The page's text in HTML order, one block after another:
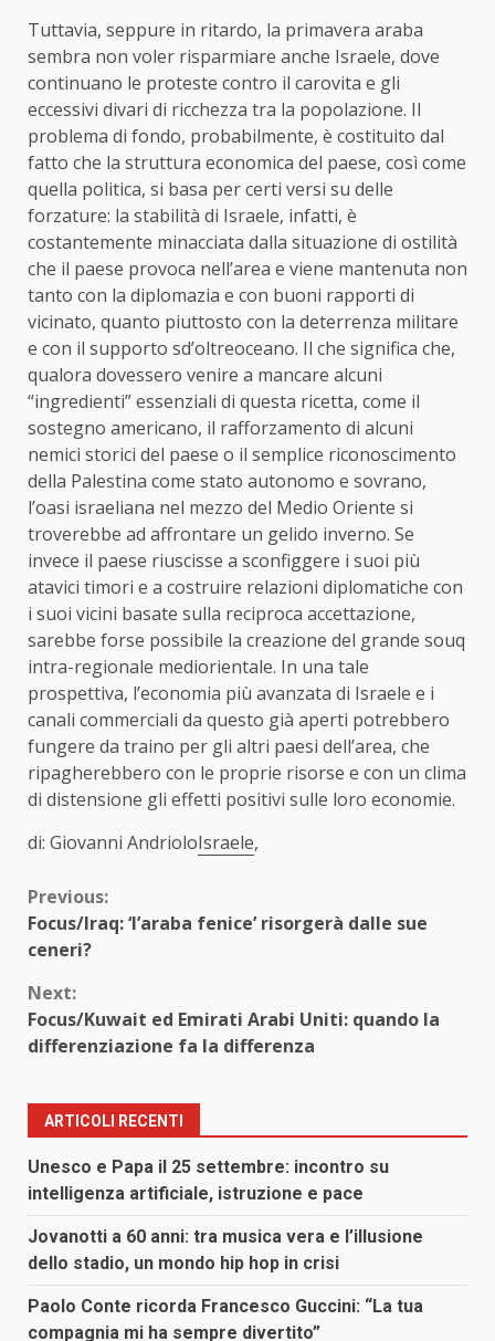
Tuttavia, seppure in ritardo, la primavera araba
sembra non voler risparmiare anche Israele, dove
continuano le proteste contro il carovita e gli
eccessivi divari di ricchezza tra la popolazione. Il
problema di fondo, probabilmente, è costituito dal
fatto che la struttura economica del paese, così come
quella politica, si basa per certi versi su delle
forzature: la stabilità di Israele, infatti, è
costantemente minacciata dalla situazione di ostilità
che il paese provoca nell’area e viene mantenuta non
tanto con la diplomazia e con buoni rapporti di
vicinato, quanto piuttosto con la deterrenza militare
e con il supporto sd’oltreoceano. Il che significa che,
qualora dovessero venire a mancare alcuni
“ingredienti” essenziali di questa ricetta, come il
sostegno americano, il rafforzamento di alcuni
nemici storici del paese o il semplice riconoscimento
della Palestina come stato autonomo e sovrano,
l’oasi israeliana nel mezzo del Medio Oriente si
troverebbe ad affrontare un gelido inverno. Se
invece il paese riuscisse a sconfiggere i suoi più
atavici timori e a costruire relazioni diplomatiche con
i suoi vicini basate sulla reciproca accettazione,
sarebbe forse possibile la creazione del grande souq
intra-regionale mediorientale. In una tale
prospettiva, l’economia più avanzata di Israele e i
canali commerciali da questo già aperti potrebbero
fungere da traino per gli altri paesi dell’area, che
ripagherebbero con le proprie risorse e con un clima
di distensione gli effetti positivi sulle loro economie.
di: Giovanni AndrioloIsraele,
Continue
Reading
Previous:
Focus/Iraq: ‘l’araba fenice’ risorgerà dalle sue
ceneri?
Next:
Focus/Kuwait ed Emirati Arabi Uniti: quando la
differenziazione fa la differenza
ARTICOLI RECENTI
Unesco e Papa il 25 settembre: incontro su
intelligenza artificiale, istruzione e pace
Jovanotti a 60 anni: tra musica vera e l’illusione
dello stadio, un mondo hip hop in crisi
Paolo Conte ricorda Francesco Guccini: “La tua
compagnia mi ha sempre divertito”